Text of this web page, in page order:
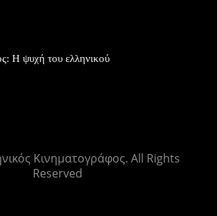
Η ψυχή του ελληνικού
Κινηματογράφος. All Rights
Reserved